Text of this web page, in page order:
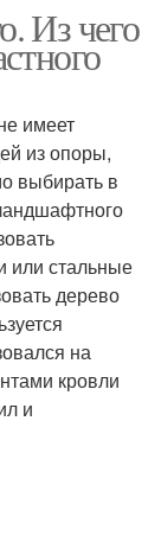
Из чего
имеет
из опоры,
выбирать в
или стальные
дерево
на
кровли
и